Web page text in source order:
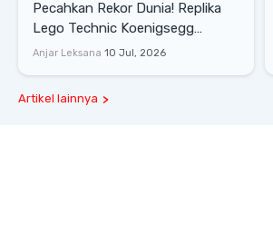
Pecahkan Rekor Dunia! Replika
Lego Technic Koenigsegg
Sadair's Spear Ukuran Asli Sukses
Anjar Leksana 10 Jul, 2026
Artikel lainnya